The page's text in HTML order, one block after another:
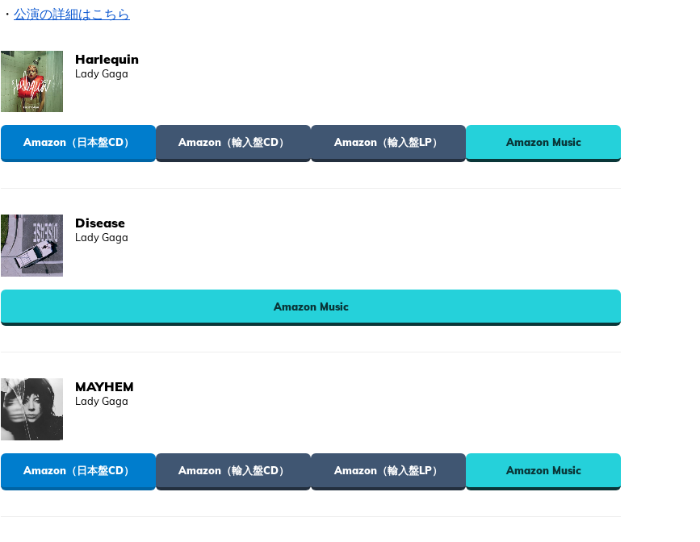
・ 公演の詳細はこちら
Harlequin
Lady Gaga
Amazon（日本盤CD） Amazon（輸入盤CD） Amazon（輸入盤LP） Amazon Music
Disease
Lady Gaga
Amazon Music
MAYHEM
Lady Gaga
Amazon（日本盤CD） Amazon（輸入盤CD） Amazon（輸入盤LP） Amazon Music